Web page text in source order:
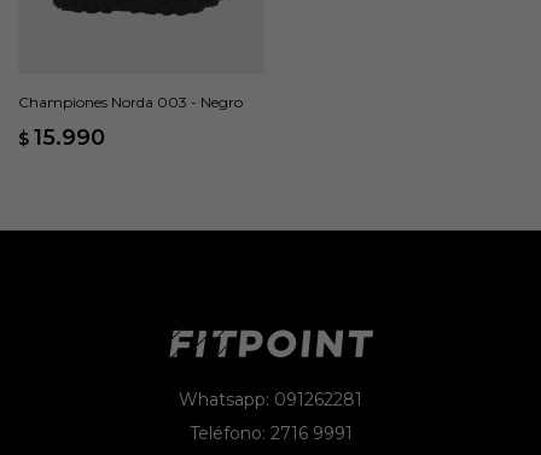
Championes Norda 003 - Negro
$ 15.990
Whatsapp: 091262281
Teléfono: 2716 9991